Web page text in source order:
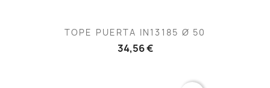
TOPE PUERTA IN13185 Ø 50
34,56 €